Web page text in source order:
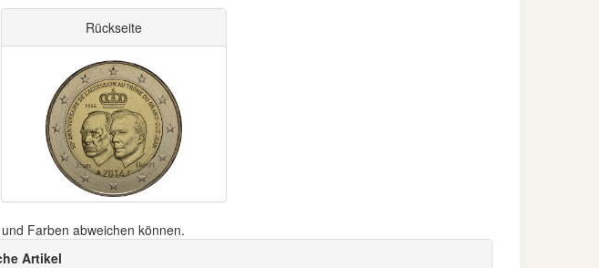
Rückseite
Farben abweichen können.
Artikel